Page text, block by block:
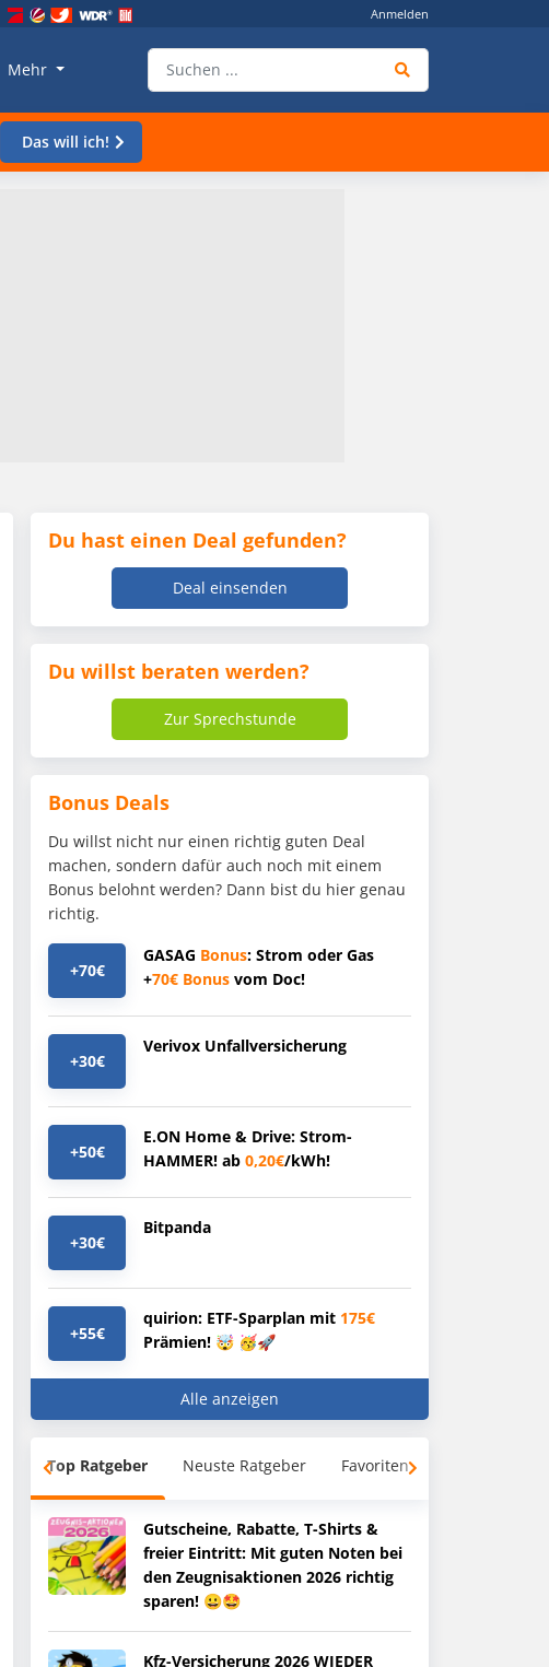
Anmelden
Mehr
Das will ich!
Du hast einen Deal gefunden?
Deal einsenden
Du willst beraten werden?
Zur Sprechstunde
Bonus Deals
Du willst nicht nur einen richtig guten Deal
machen, sondern dafür auch noch mit einem
Bonus belohnt werden? Dann bist du hier genau
richtig.
+70€
GASAG Bonus: Strom oder Gas
+70€ Bonus vom Doc!
+30€
Verivox Unfallversicherung
+50€
E.ON Home & Drive: Strom-
HAMMER! ab 0,20€/kWh!
+30€
Bitpanda
+55€
quirion: ETF-Sparplan mit 175€
Prämien! 🤯 🥳🚀
Alle anzeigen
Top Ratgeber Neuste Ratgeber Favoriten
Gutscheine, Rabatte, T-Shirts &
freier Eintritt: Mit guten Noten bei
den Zeugnisaktionen 2026 richtig
sparen! 😀🤩
Kfz-Versicherung 2026 WIEDER